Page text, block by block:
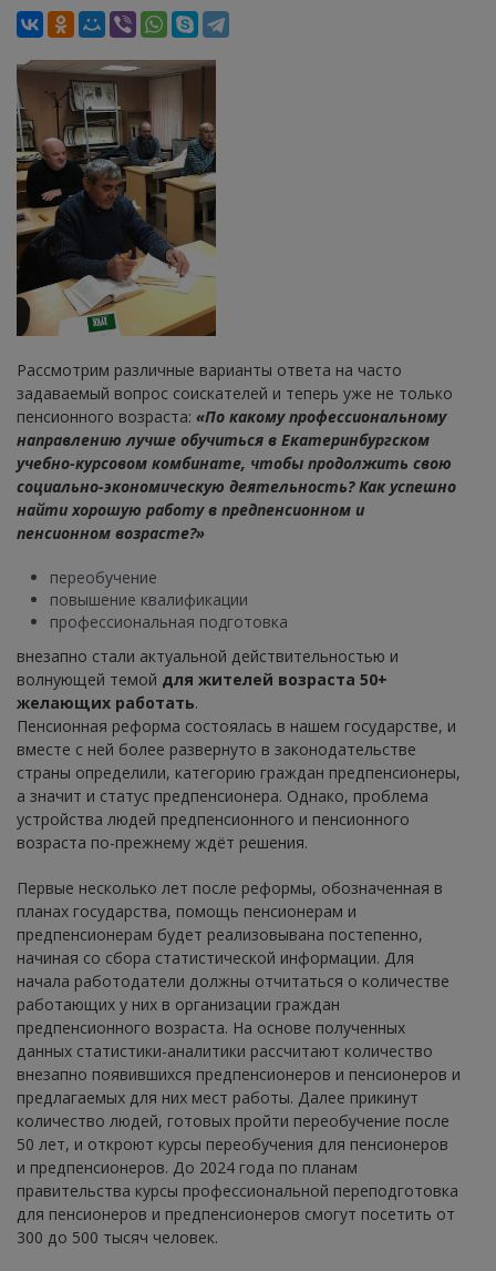
Рассмотрим различные варианты ответа на часто
задаваемый вопрос соискателей и теперь уже не только
пенсионного возраста: «По какому профессиональному
направлению лучше обучиться в Екатеринбургском
учебно-курсовом комбинате, чтобы продолжить свою
социально-экономическую деятельность? Как успешно
найти хорошую работу в предпенсионном и
пенсионном возрасте?»
переобучение
повышение квалификации
профессиональная подготовка
внезапно стали актуальной действительностью и
волнующей темой для жителей возраста 50+
желающих работать.
Пенсионная реформа состоялась в нашем государстве, и
вместе с ней более развернуто в законодательстве
страны определили, категорию граждан предпенсионеры,
а значит и статус предпенсионера. Однако, проблема
устройства людей предпенсионного и пенсионного
возраста по-прежнему ждёт решения.
Первые несколько лет после реформы, обозначенная в
планах государства, помощь пенсионерам и
предпенсионерам будет реализовывана постепенно,
начиная со сбора статистической информации. Для
начала работодатели должны отчитаться о количестве
работающих у них в организации граждан
предпенсионного возраста. На основе полученных
данных статистики-аналитики рассчитают количество
внезапно появившихся предпенсионеров и пенсионеров и
предлагаемых для них мест работы. Далее прикинут
количество людей, готовых пройти переобучение после
50 лет, и откроют курсы переобучения для пенсионеров
и предпенсионеров. До 2024 года по планам
правительства курсы профессиональной переподготовка
для пенсионеров и предпенсионеров смогут посетить от
300 до 500 тысяч человек.